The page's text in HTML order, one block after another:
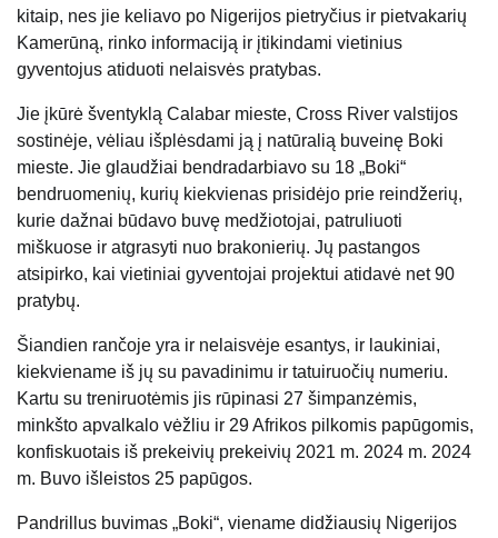
kitaip, nes jie keliavo po Nigerijos pietryčius ir pietvakarių
Kamerūną, rinko informaciją ir įtikindami vietinius
gyventojus atiduoti nelaisvės pratybas.
Jie įkūrė šventyklą Calabar mieste, Cross River valstijos
sostinėje, vėliau išplėsdami ją į natūralią buveinę Boki
mieste. Jie glaudžiai bendradarbiavo su 18 „Boki“
bendruomenių, kurių kiekvienas prisidėjo prie reindžerių,
kurie dažnai būdavo buvę medžiotojai, patruliuoti
miškuose ir atgrasyti nuo brakonierių. Jų pastangos
atsipirko, kai vietiniai gyventojai projektui atidavė net 90
pratybų.
Šiandien rančoje yra ir nelaisvėje esantys, ir laukiniai,
kiekviename iš jų su pavadinimu ir tatuiruočių numeriu.
Kartu su treniruotėmis jis rūpinasi 27 šimpanzėmis,
minkšto apvalkalo vėžliu ir 29 Afrikos pilkomis papūgomis,
konfiskuotais iš prekeivių prekeivių 2021 m. 2024 m. 2024
m. Buvo išleistos 25 papūgos.
Pandrillus buvimas „Boki“, viename didžiausių Nigerijos